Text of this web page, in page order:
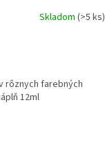
Skladom (>5 ks)
rôznych farebných
12ml